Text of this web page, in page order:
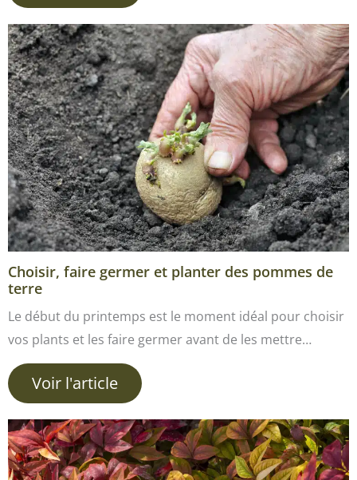
Choisir, faire germer et planter des pommes de
terre
Le début du printemps est le moment idéal pour choisir
vos plants et les faire germer avant de les mettre…
Voir l'article